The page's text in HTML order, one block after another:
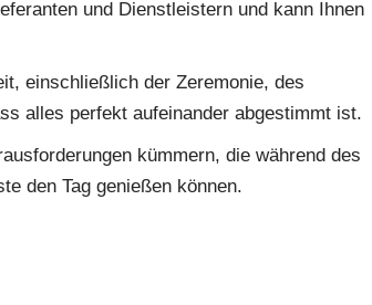
und Dienstleistern und kann Ihnen
einschließlich der Zeremonie, des
alles perfekt aufeinander abgestimmt ist.
kümmern, die während des
den Tag genießen können.